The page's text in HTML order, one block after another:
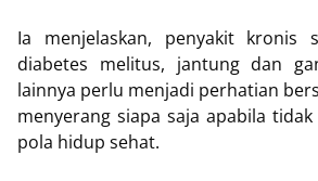
Ia menjelaskan, penyakit kronis
diabetes melitus, jantung dan
lainnya perlu menjadi perhatian
menyerang siapa saja apabila
pola hidup sehat.